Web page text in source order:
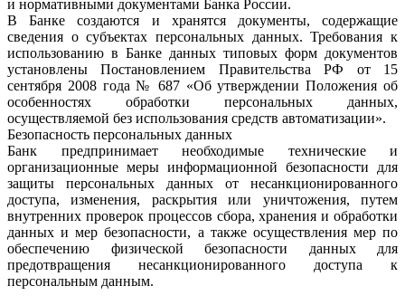
и нормативными документами Банка России.
В Банке создаются и хранятся документы, содержащие
сведения о субъектах персональных данных. Требования к
использованию в Банке данных типовых форм документов
установлены Постановлением Правительства РФ от 15
сентября 2008 года № 687 «Об утверждении Положения об
особенностях обработки персональных данных,
осуществляемой без использования средств автоматизации».
Безопасность персональных данных
Банк предпринимает необходимые технические и
организационные меры информационной безопасности для
защиты персональных данных от несанкционированного
доступа, изменения, раскрытия или уничтожения, путем
внутренних проверок процессов сбора, хранения и обработки
данных и мер безопасности, а также осуществления мер по
обеспечению физической безопасности данных для
предотвращения несанкционированного доступа к
персональным данным.